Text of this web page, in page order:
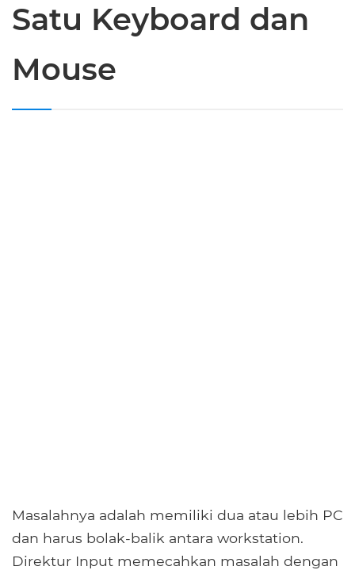
Satu Keyboard dan
Mouse
Masalahnya adalah memiliki dua atau lebih PC
dan harus bolak-balik antara workstation.
Direktur Input memecahkan masalah dengan